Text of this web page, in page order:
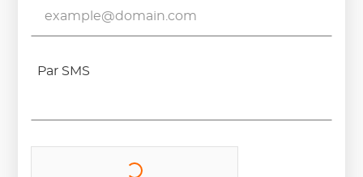
Par SMS